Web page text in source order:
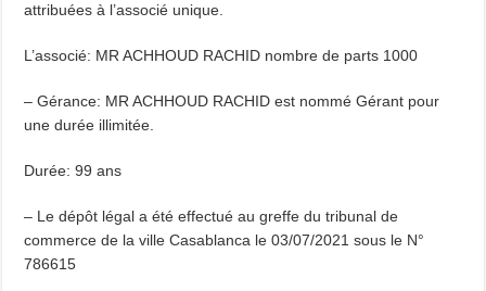
attribuées à l’associé unique.
L’associé: MR ACHHOUD RACHID nombre de parts 1000
– Gérance: MR ACHHOUD RACHID est nommé Gérant pour
une durée illimitée.
Durée: 99 ans
– Le dépôt légal a été effectué au greffe du tribunal de
commerce de la ville Casablanca le 03/07/2021 sous le N°
786615